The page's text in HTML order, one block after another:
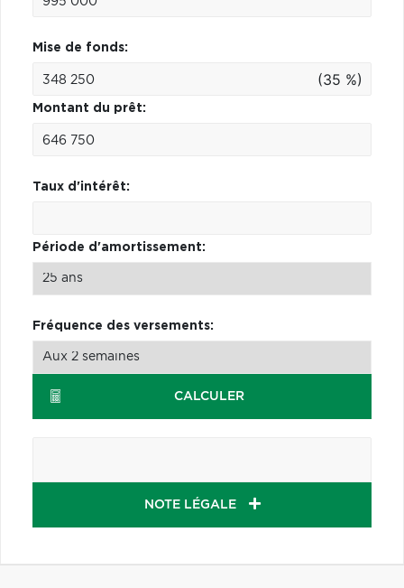
Mise de fonds:
(35 %)
Montant du prêt:
Taux d'intérêt:
Période d'amortissement:
Fréquence des versements:
CALCULER
NOTE LÉGALE